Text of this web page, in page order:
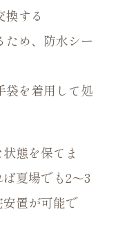
換する
ため、防水シー
袋を着用して処
態を保てま
夏場でも2〜3
置が可能で